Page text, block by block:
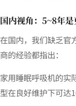
国内视角：5~8年
在国内，我们缺乏官
商的经验都指出：
家用睡眠呼吸机的实
型在良好维护下可达